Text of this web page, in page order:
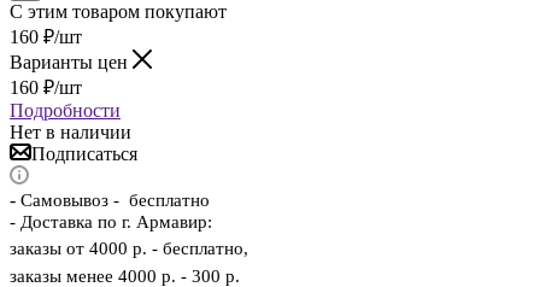
С этим товаром покупают
160 ₽/шт
Варианты цен
160 ₽/шт
Подробности
Нет в наличии
Подписаться
- Самовывоз - бесплатно
- Доставка по г. Армавир:
заказы от 4000 р. - бесплатно,
заказы менее 4000 р. - 300 р.